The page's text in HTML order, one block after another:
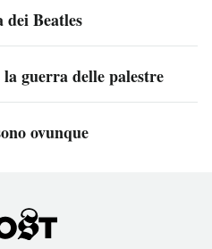
Beatles
guerra delle palestre
ovunque